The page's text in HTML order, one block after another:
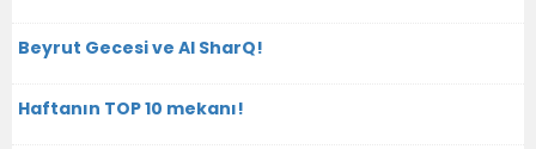
Beyrut Gecesi ve Al SharQ!
Haftanın TOP 10 mekanı!